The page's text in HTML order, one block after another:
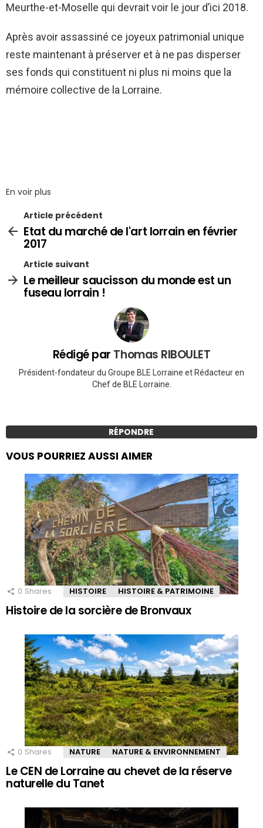
Meurthe-et-Moselle qui devrait voir le jour d’ici 2018.
Après avoir assassiné ce joyeux patrimonial unique
reste maintenant à préserver et à ne pas disperser
ses fonds qui constituent ni plus ni moins que la
mémoire collective de la Lorraine.
En voir plus
Article précédent
Etat du marché de l'art lorrain en février
2017
Article suivant
Le meilleur saucisson du monde est un
fuseau lorrain !
Rédigé par Thomas RIBOULET
Président-fondateur du Groupe BLE Lorraine et Rédacteur en
Chef de BLE Lorraine.
RÉPONDRE
VOUS POURRIEZ AUSSI AIMER
0 Shares HISTOIRE HISTOIRE & PATRIMOINE
Histoire de la sorcière de Bronvaux
0 Shares NATURE NATURE & ENVIRONNEMENT
Le CEN de Lorraine au chevet de la réserve
naturelle du Tanet